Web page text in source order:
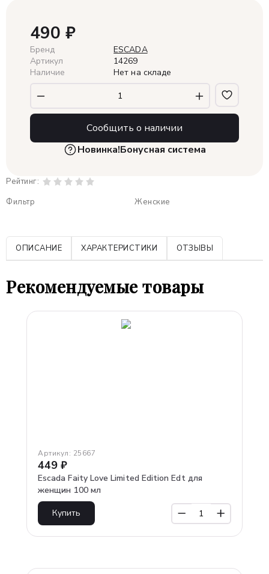
Рейтинг:
Фильтр
Женские
490 ₽
Бренд
ESCADA
Артикул
14269
Наличие
Нет на складе
Сообщить о наличии
Новинка!Бонусная система
ОПИСАНИЕ ХАРАКТЕРИСТИКИ ОТЗЫВЫ
Рекомендуемые товары
Артикул: 25667
449 ₽
Escada Faity Love Limited Edition Edt для
женщин 100 мл
Купить